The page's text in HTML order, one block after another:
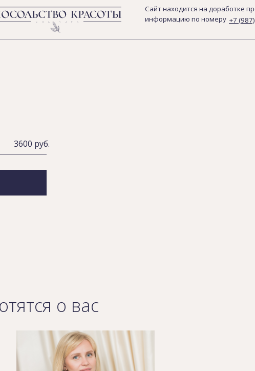
+7 (987) 015-17-63
Сайт находится на доработке просим уточнять
информацию по номеру
3600 руб.
о вас